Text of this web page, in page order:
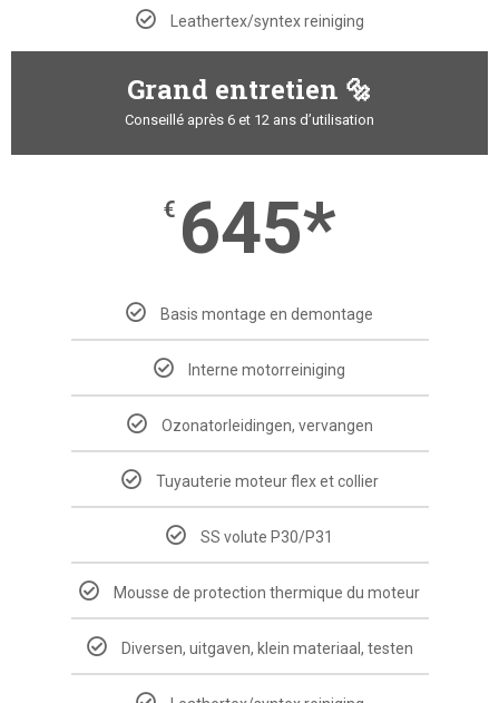
Leathertex/syntex reiniging
Grand entretien 🔩
Conseillé après 6 et 12 ans d’utilisation
€ 645*
Basis montage en demontage
Interne motorreiniging
Ozonatorleidingen, vervangen
Tuyauterie moteur flex et collier
SS volute P30/P31
Mousse de protection thermique du moteur
Diversen, uitgaven, klein materiaal, testen